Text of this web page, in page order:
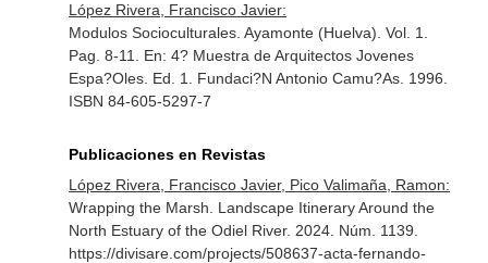
López Rivera, Francisco Javier:
Modulos Socioculturales. Ayamonte (Huelva). Vol. 1.
Pag. 8-11. En: 4? Muestra de Arquitectos Jovenes
Espa?Oles. Ed. 1. Fundaci?N Antonio Camu?As. 1996.
ISBN 84-605-5297-7
Publicaciones en Revistas
López Rivera, Francisco Javier, Pico Valimaña, Ramon:
Wrapping the Marsh. Landscape Itinerary Around the
North Estuary of the Odiel River. 2024. Núm. 1139.
https://divisare.com/projects/508637-acta-fernando-